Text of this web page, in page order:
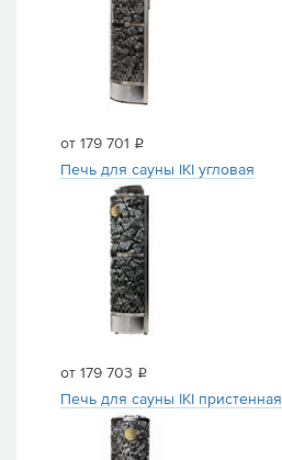
от 179 701 i
Печь для сауны IKI угловая
от 179 703 i
Печь для сауны IKI пристенная